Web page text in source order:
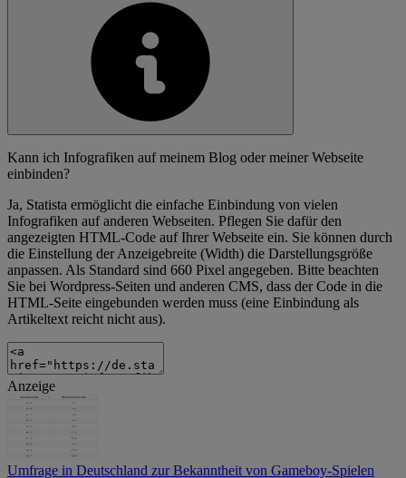
Kann ich Infografiken auf meinem Blog oder meiner Webseite
einbinden?
Ja, Statista ermöglicht die einfache Einbindung von vielen
Infografiken auf anderen Webseiten. Pflegen Sie dafür den
angezeigten HTML-Code auf Ihrer Webseite ein. Sie können durch
die Einstellung der Anzeigebreite (Width) die Darstellungsgröße
anpassen. Als Standard sind 660 Pixel angegeben. Bitte beachten
Sie bei Wordpress-Seiten und anderen CMS, dass der Code in die
HTML-Seite eingebunden werden muss (eine Einbindung als
Artikeltext reicht nicht aus).
Anzeige
Umfrage in Deutschland zur Bekanntheit von Gameboy-Spielen